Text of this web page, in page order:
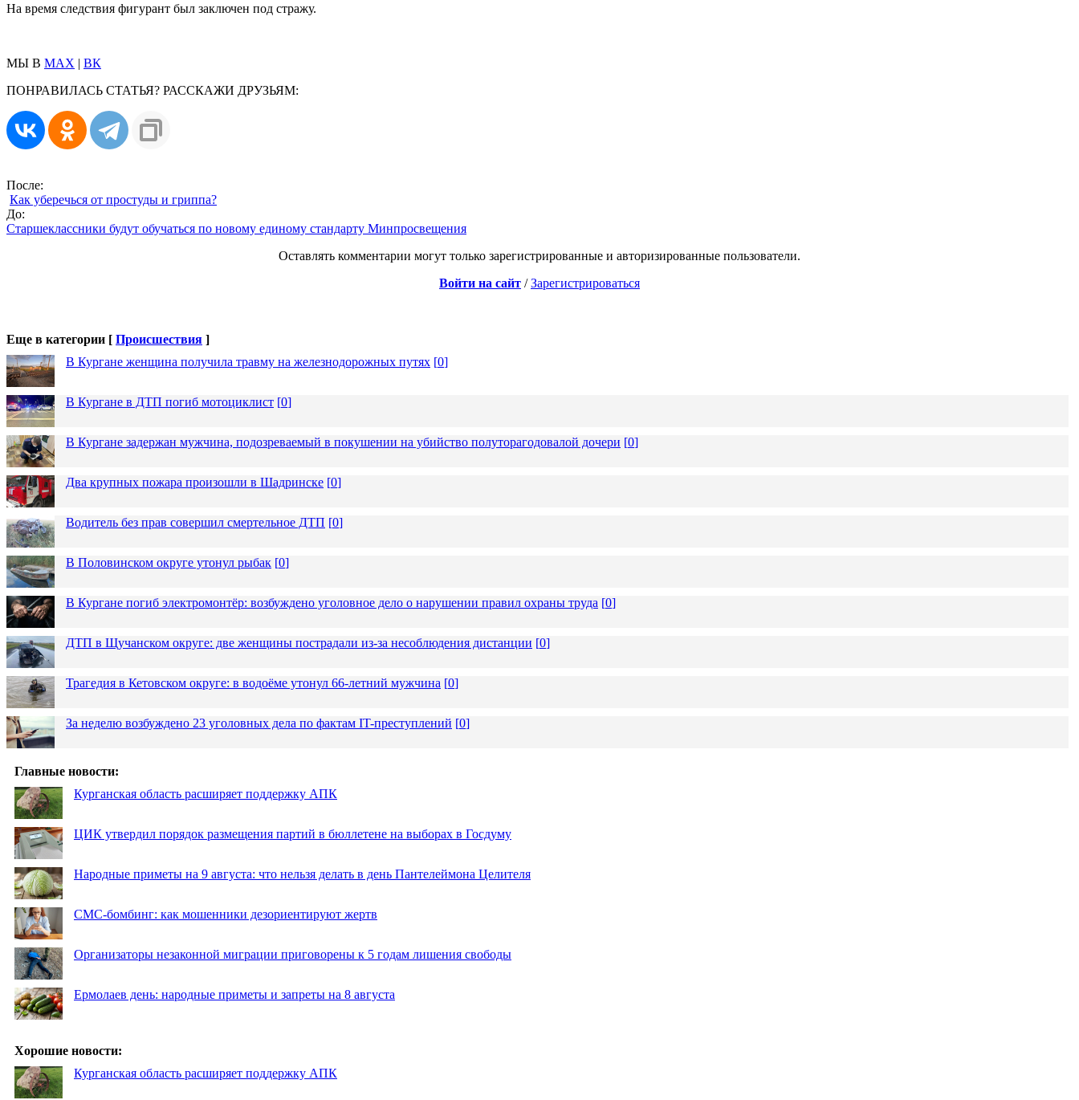
На время следствия фигурант был заключен под стражу.
МЫ В MAX | ВК
ПОНРАВИЛАСЬ СТАТЬЯ? РАССКАЖИ ДРУЗЬЯМ:
После:
Как уберечься от простуды и гриппа?
До:
Старшеклассники будут обучаться по новому единому стандарту Минпросвещения
Оставлять комментарии могут только зарегистрированные и авторизированные пользователи.
Войти на сайт /Зарегистрироваться
Еще в категории [ Происшествия ]
В Кургане женщина получила травму на железнодорожных путях [0]
В Кургане в ДТП погиб мотоциклист [0]
В Кургане задержан мужчина, подозреваемый в покушении на убийство полуторагодовалой дочери [0]
Два крупных пожара произошли в Шадринске [0]
Водитель без прав совершил смертельное ДТП [0]
В Половинском округе утонул рыбак [0]
В Кургане погиб электромонтёр: возбуждено уголовное дело о нарушении правил охраны труда [0]
ДТП в Щучанском округе: две женщины пострадали из-за несоблюдения дистанции [0]
Трагедия в Кетовском округе: в водоёме утонул 66-летний мужчина [0]
За неделю возбуждено 23 уголовных дела по фактам IT-преступлений [0]
Главные новости:
Курганская область расширяет поддержку АПК
ЦИК утвердил порядок размещения партий в бюллетене на выборах в Госдуму
Народные приметы на 9 августа: что нельзя делать в день Пантелеймона Целителя
СМС-бомбинг: как мошенники дезориентируют жертв
Организаторы незаконной миграции приговорены к 5 годам лишения свободы
Ермолаев день: народные приметы и запреты на 8 августа
Хорошие новости:
Курганская область расширяет поддержку АПК